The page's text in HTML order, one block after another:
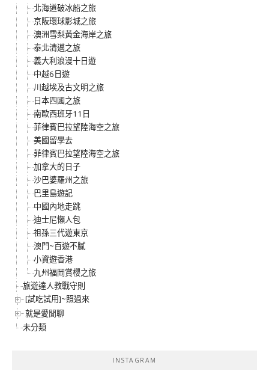
北海道破冰船之旅
京阪環球影城之旅
澳洲雪梨黃金海岸之旅
泰北清邁之旅
義大利浪漫十日遊
中越6日遊
川越埃及古文明之旅
日本四國之旅
南歐西班牙11日
菲律賓巴拉望陸海空之旅
美國留學去
菲律賓巴拉望陸海空之旅
加拿大的日子
沙巴婆羅州之旅
巴里島遊記
中國內地走跳
迪士尼懶人包
祖孫三代遊東京
澳門~百遊不膩
小資遊香港
九州福岡賞櫻之旅
旅遊達人教戰守則
[試吃試用]~照過來
就是愛閒聊
未分類
INSTAGRAM